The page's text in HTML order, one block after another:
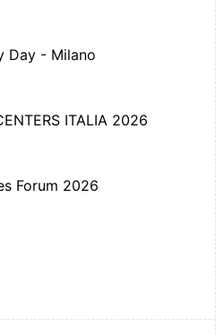
Day - Milano
ITALIA 2026
Forum 2026